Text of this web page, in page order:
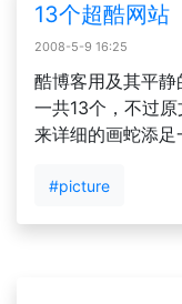
13个超酷网站
2008-5-9 16:25
酷博客用及其平静
一共13个，不过
来详细的画蛇添足
#picture